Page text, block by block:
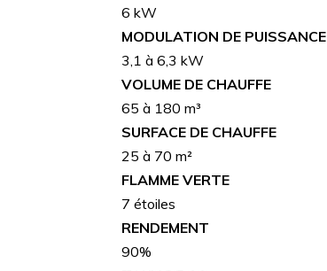
6 kW
MODULATION DE PUISSANCE
3,1 à 6,3 kW
VOLUME DE CHAUFFE
65 à 180 m³
SURFACE DE CHAUFFE
25 à 70 m²
FLAMME VERTE
7 étoiles
RENDEMENT
90%